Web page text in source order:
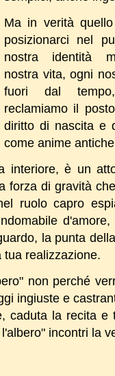
Ma in verità
posizionarci nel
nostra identità
nostra vita, ogni
fuori dal
reclamiamo il
diritto di nascita e
come anime
interiore, è un
forza di gravità
ruolo capro
la punta
realizzazione.
non perché
ingiuste e
caduta la recita e
incontri la